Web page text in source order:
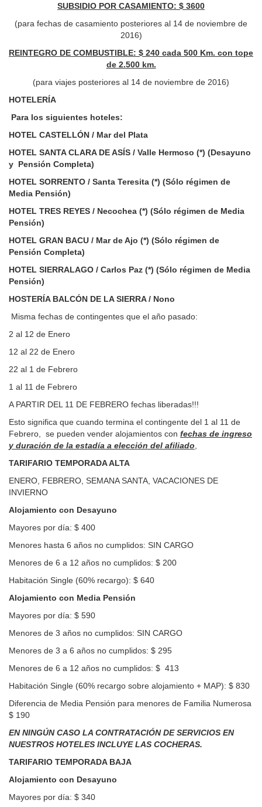
SUBSIDIO POR CASAMIENTO: $ 3600
(para fechas de casamiento posteriores al 14 de noviembre de
2016)
REINTEGRO DE COMBUSTIBLE: $ 240 cada 500 Km. con tope
de 2.500 km.
(para viajes posteriores al 14 de noviembre de 2016)
HOTELERÍA
Para los siguientes hoteles:
HOTEL CASTELLÓN / Mar del Plata
HOTEL SANTA CLARA DE ASÍS / Valle Hermoso (*) (Desayuno
y Pensión Completa)
HOTEL SORRENTO / Santa Teresita (*) (Sólo régimen de
Media Pensión)
HOTEL TRES REYES / Necochea (*) (Sólo régimen de Media
Pensión)
HOTEL GRAN BACU / Mar de Ajo (*) (Sólo régimen de
Pensión Completa)
HOTEL SIERRALAGO / Carlos Paz (*) (Sólo régimen de Media
Pensión)
HOSTERÍA BALCÓN DE LA SIERRA / Nono
Misma fechas de contingentes que el año pasado:
2 al 12 de Enero
12 al 22 de Enero
22 al 1 de Febrero
1 al 11 de Febrero
A PARTIR DEL 11 DE FEBRERO fechas liberadas!!!
Esto significa que cuando termina el contingente del 1 al 11 de
Febrero, se pueden vender alojamientos con fechas de ingreso
y duración de la estadía a elección del afiliado
TARIFARIO TEMPORADA ALTA
ENERO, FEBRERO, SEMANA SANTA, VACACIONES DE
INVIERNO
Alojamiento con Desayuno
Mayores por día: $ 400
Menores hasta 6 años no cumplidos: SIN CARGO
Menores de 6 a 12 años no cumplidos: $ 200
Habitación Single (60% recargo): $ 640
Alojamiento con Media Pensión
Mayores por día: $ 590
Menores de 3 años no cumplidos: SIN CARGO
Menores de 3 a 6 años no cumplidos: $ 295
Menores de 6 a 12 años no cumplidos: $ 413
Habitación Single (60% recargo sobre alojamiento + MAP): $ 830
Diferencia de Media Pensión para menores de Familia Numerosa
$ 190
EN NINGÚN CASO LA CONTRATACIÓN DE SERVICIOS EN
NUESTROS HOTELES INCLUYE LAS COCHERAS.
TARIFARIO TEMPORADA BAJA
Alojamiento con Desayuno
Mayores por día: $ 340